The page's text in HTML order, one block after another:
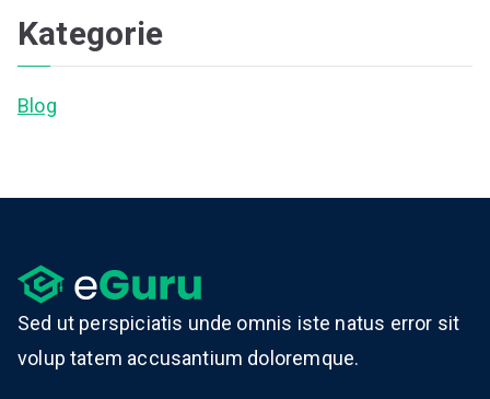
Kategorie
Blog
Sed ut perspiciatis unde omnis iste natus error sit
volup tatem accusantium doloremque.